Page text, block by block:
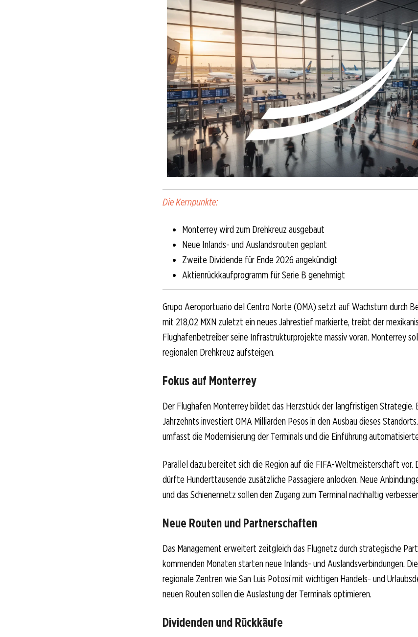
Die Kernpunkte:
Monterrey wird zum Drehkreuz ausgebaut
Neue Inlands- und Auslandsrouten geplant
Zweite Dividende für Ende 2026 angekündigt
Aktienrückkaufprogramm für Serie B genehmigt
Grupo Aeroportuario del Centro Norte (OMA) setzt auf Wachstum durch
mit 218,02 MXN zuletzt ein neues Jahrestief markierte, treibt der
Flughafenbetreiber seine Infrastrukturprojekte massiv voran. Monterrey
regionalen Drehkreuz aufsteigen.
Fokus auf Monterrey
Der Flughafen Monterrey bildet das Herzstück der langfristigen Strategie.
Jahrzehnts investiert OMA Milliarden Pesos in den Ausbau dieses
umfasst die Modernisierung der Terminals und die Einführung
Parallel dazu bereitet sich die Region auf die FIFA-Weltmeisterschaft vor.
dürfte Hunderttausende zusätzliche Passagiere anlocken. Neue
und das Schienennetz sollen den Zugang zum Terminal nachhaltig
Neue Routen und Partnerschaften
Das Management erweitert zeitgleich das Flugnetz durch strategische
kommenden Monaten starten neue Inlands- und Auslandsverbindungen.
regionale Zentren wie San Luis Potosí mit wichtigen Handels- und
neuen Routen sollen die Auslastung der Terminals optimieren.
Dividenden und Rückkäufe